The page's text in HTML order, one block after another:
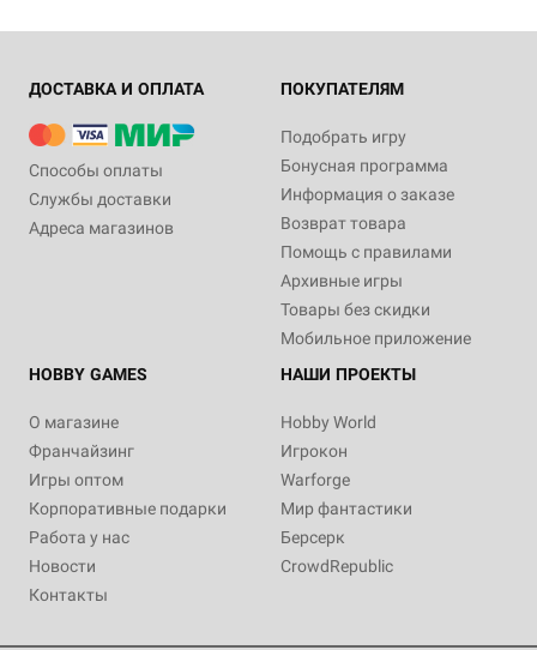
ДОСТАВКА И ОПЛАТА
Способы оплаты
Службы доставки
Адреса магазинов
ПОКУПАТЕЛЯМ
Подобрать игру
Бонусная программа
Информация о заказе
Возврат товара
Помощь с правилами
Архивные игры
Товары без скидки
Мобильное приложение
HOBBY GAMES
О магазине
Франчайзинг
Игры оптом
Корпоративные подарки
Работа у нас
Новости
Контакты
НАШИ ПРОЕКТЫ
Hobby World
Игрокон
Warforge
Мир фантастики
Берсерк
CrowdRepublic